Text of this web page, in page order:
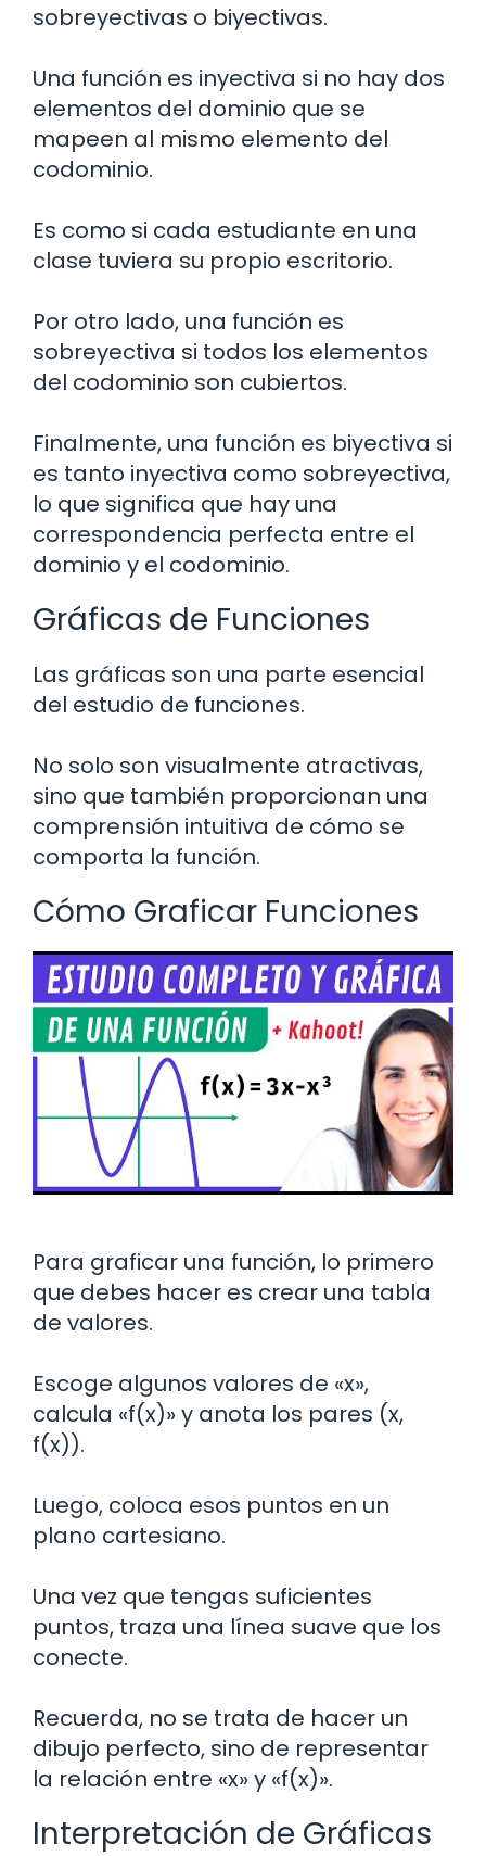
sobreyectivas o biyectivas.
Una función es inyectiva si no hay dos
elementos del dominio que se
mapeen al mismo elemento del
codominio.
Es como si cada estudiante en una
clase tuviera su propio escritorio.
Por otro lado, una función es
sobreyectiva si todos los elementos
del codominio son cubiertos.
Finalmente, una función es biyectiva si
es tanto inyectiva como sobreyectiva,
lo que significa que hay una
correspondencia perfecta entre el
dominio y el codominio.
Gráficas de Funciones
Las gráficas son una parte esencial
del estudio de funciones.
No solo son visualmente atractivas,
sino que también proporcionan una
comprensión intuitiva de cómo se
comporta la función.
Cómo Graficar Funciones
Para graficar una función, lo primero
que debes hacer es crear una tabla
de valores.
Escoge algunos valores de «x»,
calcula «f(x)» y anota los pares (x,
f(x)).
Luego, coloca esos puntos en un
plano cartesiano.
Una vez que tengas suficientes
puntos, traza una línea suave que los
conecte.
Recuerda, no se trata de hacer un
dibujo perfecto, sino de representar
la relación entre «x» y «f(x)».
Interpretación de Gráficas